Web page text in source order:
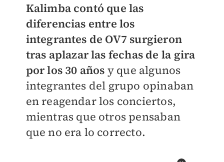
Kalimba contó que las
diferencias entre los
integrantes de OV7 surgieron
tras aplazar las fechas de la gira
por los 30 años y que algunos
integrantes del grupo opinaban
en reagendar los conciertos,
mientras que otros pensaban
que no era lo correcto.